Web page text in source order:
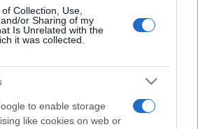
Collection, Use,
or Sharing of my
Is Unrelated with the
it was collected.
to enable storage
like cookies on web or
készül, amelynek bemutatójára a
kerül sor. Helyszín: TRAFÓ
Liliom u. 41. A kiállítás
január 27 - február 29. Megnyitó: